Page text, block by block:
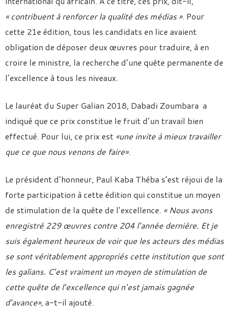
« contribuent à renforcer la qualité des médias ». Pour
cette 21e édition, tous les candidats en lice avaient
obligation de déposer deux œuvres pour traduire, à en
croire le ministre, la recherche d’une quête permanente de
l’excellence à tous les niveaux.
Le lauréat du Super Galian 2018, Dabadi Zoumbara a
indiqué que ce prix constitue le fruit d’un travail bien
effectué. Pour lui, ce prix est «une invite à mieux travailler
que ce que nous venons de faire».
Le président d’honneur, Paul Kaba Théba s’est réjoui de la
forte participation à cette édition qui constitue un moyen
de stimulation de la quête de l’excellence. « Nous avons
enregistré 229 œuvres contre 204 l’année dernière. Et je
suis également heureux de voir que les acteurs des médias
se sont véritablement appropriés cette institution que sont
les galians. C’est vraiment un moyen de stimulation de
cette quête de l’excellence qui n’est jamais gagnée
d’avance», a-t-il ajouté.